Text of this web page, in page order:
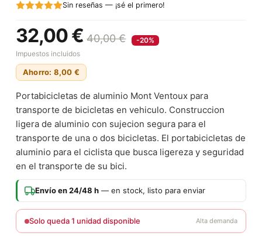
Sin reseñas — ¡sé el primero!
32,00 € 40,00 €
-20%
Impuestos incluidos
Ahorro: 8,00 €
Portabicicletas de aluminio Mont Ventoux para
transporte de bicicletas en vehiculo. Construccion
ligera de aluminio con sujecion segura para el
transporte de una o dos bicicletas. El portabicicletas de
aluminio para el ciclista que busca ligereza y seguridad
en el transporte de su bici.
Envío en 24/48 h — en stock, listo para enviar
Solo queda 1 unidad disponible Alta demanda